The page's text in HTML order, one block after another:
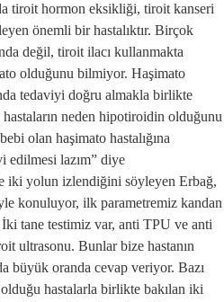
tiroit hormon eksikliği, tiroit kanseri
önemli bir hastalıktır. Birçok
değil, tiroit ilacı kullanmakta
olduğunu bilmiyor. Haşimato
tedaviyi doğru almakla birlikte
neden hipotiroidin olduğunu
olan haşimato hastalığına
edilmesi lazım” diye
iki yolun izlendiğini söyleyen Erbağ,
konuluyor, ilk parametremiz kandan
İki tane testimiz var, anti TPU ve anti
ultrasonu. Bunlar bize hastanın
büyük oranda cevap veriyor. Bazı
hastalarla birlikte bakılan iki